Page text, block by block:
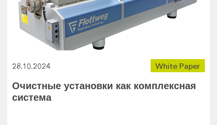
White Paper
28.10.2024
Очистные установки как комплексная
система